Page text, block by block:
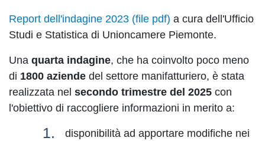
Report dell'indagine 2023 (file pdf) a cura dell'Ufficio
Studi e Statistica di Unioncamere Piemonte.
Una quarta indagine, che ha coinvolto poco meno
di 1800 aziende del settore manifatturiero, è stata
realizzata nel secondo trimestre del 2025 con
l'obiettivo di raccogliere informazioni in merito a:
disponibilità ad apportare modifiche nei